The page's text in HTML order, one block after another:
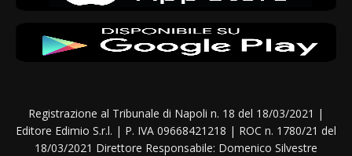
Registrazione al Tribunale di Napoli n. 18 del 18/03/2021 |
Editore Edimio S.r.l. | P. IVA 09668421218 | ROC n. 1780/21 del
18/03/2021 Direttore Responsabile: Domenico Silvestre